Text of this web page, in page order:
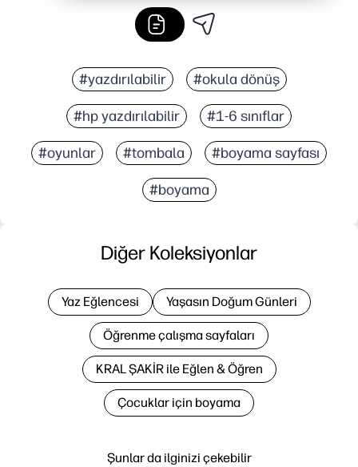
#yazdırılabilir #okula dönüş
#hp yazdırılabilir #1-6 sınıflar
#oyunlar #tombala #boyama sayfası
#boyama
Şunlar da ilginizi çekebilir
Diğer Koleksiyonlar
Yaz Eğlencesi Yaşasın Doğum Günleri
Öğrenme çalışma sayfaları
KRAL ŞAKİR ile Eğlen & Öğren
Çocuklar için boyama